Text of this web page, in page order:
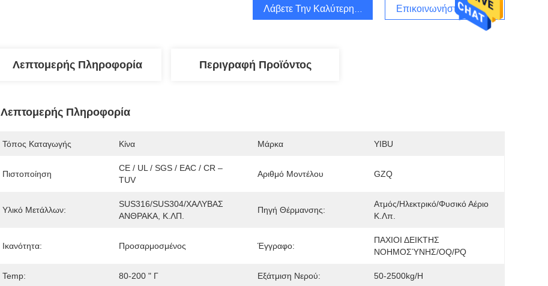
Λάβετε Την Καλύτερη Τιμή Επικοινωνήστε Μαζί Μας
Λεπτομερής Πληροφορία Περιγραφή Προϊόντος
Λεπτομερής Πληροφορία
Τόπος Καταγωγής Κίνα Μάρκα YIBU
Πιστοποίηση
CE / UL / SGS / EAC / CR –
TUV
Αριθμό Μοντέλου GZQ
Υλικό Μετάλλων:
SUS316/SUS304/ΧΑΛΥΒΑΣ
ΑΝΘΡΑΚΑ, Κ.ΛΠ.
Πηγή Θέρμανσης:
Ατμός/ηλεκτρικό/φυσικό Αέριο
Κ.λπ.
Ικανότητα: Προσαρμοσμένος Έγγραφο:
ΠΑΧΙΟΙ ΔΕΙΚΤΗΣ
ΝΟΗΜΟΣΎΝΗΣ/OQ/PQ
Temp: 80-200 " Γ Εξάτμιση Νερού: 50-2500kg/h